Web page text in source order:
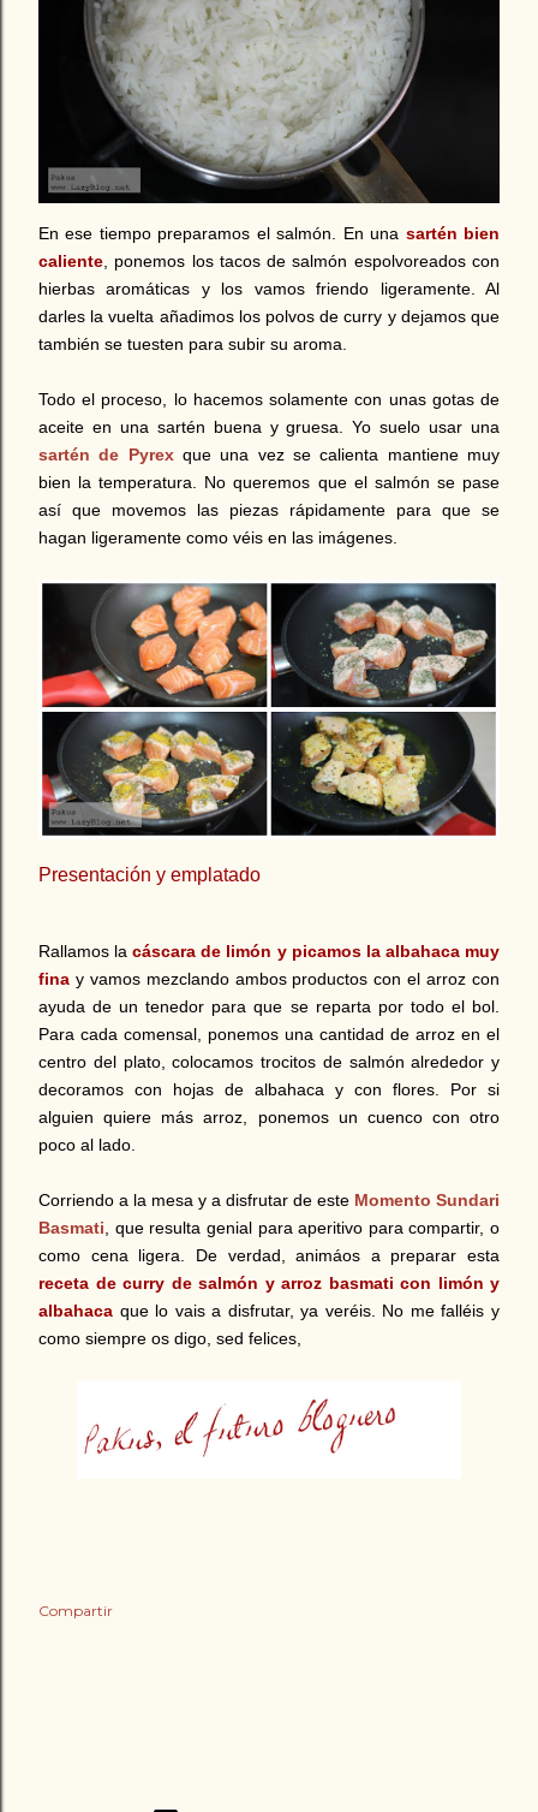
En ese tiempo preparamos el salmón. En una sartén bien
caliente , ponemos los tacos de salmón espolvoreados con
hierbas aromáticas y los vamos friendo ligeramente. Al
darles la vuelta añadimos los polvos de curry y dejamos que
también se tuesten para subir su aroma.
Todo el proceso, lo hacemos solamente con unas gotas de
aceite en una sartén buena y gruesa. Yo suelo usar una
sartén de Pyrexque una vez se calienta mantiene muy
bien la temperatura. No queremos que el salmón se pase
así que movemos las piezas rápidamente para que se
hagan ligeramente como véis en las imágenes.
Presentación y emplatado
Rallamos lacáscara de limón y picamos la albahaca muy
fina y vamos mezclando ambos productos con el arroz con
ayuda de un tenedor para que se reparta por todo el bol.
Para cada comensal, ponemos una cantidad de arroz en el
centro del plato, colocamos trocitos de salmón alrededor y
decoramos con hojas de albahaca y con flores. Por si
alguien quiere más arroz, ponemos un cuenco con otro
poco al lado.
Corriendo a la mesa y a disfrutar de este Momento Sundari
Basmati, que resulta genial para aperitivo para compartir, o
como cena ligera. De verdad, animáos a preparar esta
receta de curry de salmón y arroz basmati con limón y
albahaca que lo vais a disfrutar, ya veréis. No me falléis y
como siempre os digo, sed felices,
Compartir